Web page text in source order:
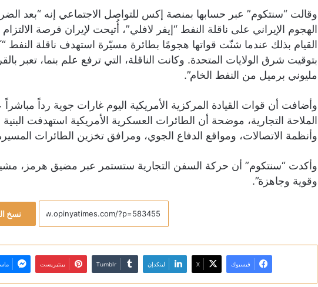
وقالت “سنتكوم” عبر حسابها بمنصة إكس للتواصل الاجتماعي إنه “بعد
الهجوم الإيراني على ناقلة النفط “إيفر لافلي”، أُتيحت لإيران فرصة
بتوقيت شرق الولايات المتحدة. وكانت الناقلة، التي ترفع علم بنما،
مليوني برميل من النفط الخام”.
وأضافت أن قوات القيادة المركزية الأمريكية اليوم غارات جوية رداً
الملاحة التجارية، موضحة أن الطائرات العسكرية الأمريكية استهدفت البنية
وأنظمة الاتصالات، ومواقع الدفاع الجوي، ومرافق تخزين الطائرات
وأكدت “سنتكوم” أن حركة السفن التجارية ستستمر عبر مضيق هرمز،
وقوية وجاهزة”.
نسخ
فيسبوك X لينكدإن بينتيريست